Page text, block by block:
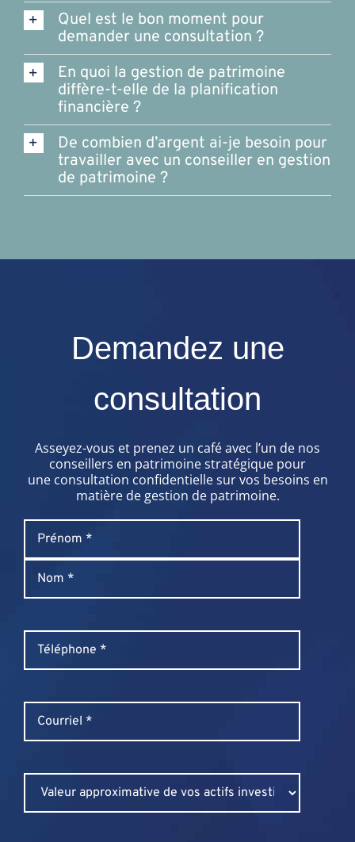
Quel est le bon moment pour
demander une consultation ?
En quoi la gestion de patrimoine
diffère-t-elle de la planification
financière ?
De combien d’argent ai-je besoin pour
travailler avec un conseiller en gestion
de patrimoine ?
Demandez une
consultation
Asseyez-vous et prenez un café avec l’un de nos
conseillers en patrimoine stratégique pour
une consultation confidentielle sur vos besoins en
matière de gestion de patrimoine.
Name*
Prénom
Phone
Email *
Untitled